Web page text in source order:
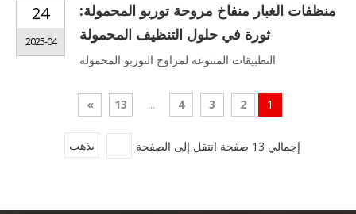
24
2025-04
منظفات الغبار منفاخ مروحة توربو المحمولة:
ثورة في حلول التنظيف المحمولة
التطبيقات المتنوعة لمراوح التوربو المحمولة
1
2
3
4
...
13
»
إجمالي 13 صفحة انتقل إلى الصفحة يذهب